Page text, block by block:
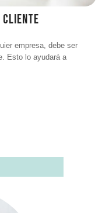
cliente
empresa, debe ser
Esto lo ayudará a